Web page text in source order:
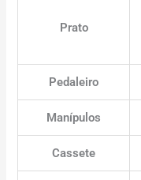
Prato
Pedaleiro
Manípulos
Cassete